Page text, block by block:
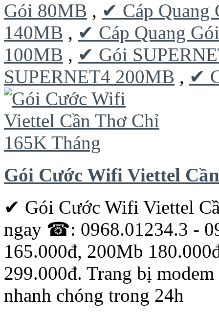
Gói 80MB , ✔ Cáp Quang
140MB , ✔ Cáp Quang
100MB , ✔ Gói
SUPERNET4 200MB , ✔
Gói Cước Wifi Viettel
✔ Gói Cước Wifi Viettel
ngay ☎: 0968.01234.3 -
165.000đ, 200Mb
299.000đ. Trang bị
nhanh chóng trong 24h